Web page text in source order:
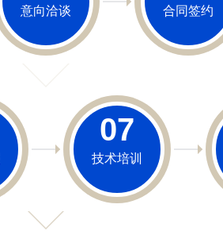
意向洽谈 合同签约
07
技术培训